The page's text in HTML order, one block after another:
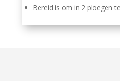
Bereid is om in 2 ploegen